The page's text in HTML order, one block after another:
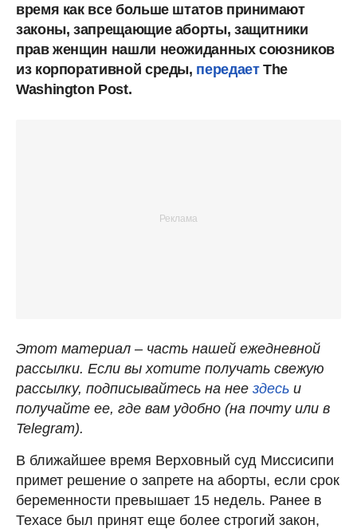
время как все больше штатов принимают
законы, запрещающие аборты, защитники
прав женщин нашли неожиданных союзников
из корпоративной среды, передаетThe
Washington Post.
Этот материал – часть нашей ежедневной
рассылки. Если вы хотите получать свежую
рассылку, подписывайтесь на нее здесь и
получайте ее, где вам удобно (на почту или в
Telegram).
В ближайшее время Верховный суд Миссисипи
примет решение о запрете на аборты, если срок
беременности превышает 15 недель. Ранее в
Техасе был принят еще более строгий закон,